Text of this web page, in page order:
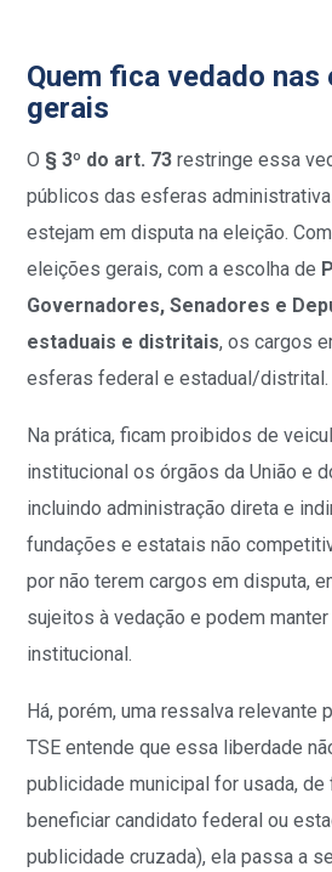
Quem fica vedado nas
gerais
O § 3º do art. 73 restringe essa
públicos das esferas
estejam em disputa na eleição.
eleições gerais, com a escolha de
Governadores, Senadores e
estaduais e distritais, os cargos
esferas federal e estadual/distrital.
Na prática, ficam proibidos de
institucional os órgãos da União e
incluindo administração direta e
fundações e estatais não
por não terem cargos em disputa,
sujeitos à vedação e podem
institucional.
Há, porém, uma ressalva relevante
TSE entende que essa liberdade
publicidade municipal for usada, de
beneficiar candidato federal ou
publicidade cruzada), ela passa a